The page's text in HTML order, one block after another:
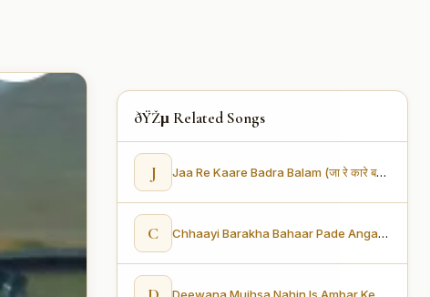
ðŸŽµ Related Songs
J Jaa Re Kaare Badra Balam (जा रे कारे बद्र बलम)
C Chhaayi Barakha Bahaar Pade Angana Phuhaar (छाई बरखा बहार पड़े अंगना फुहार)